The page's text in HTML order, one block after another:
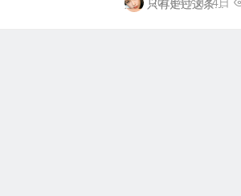
道。只有走过这条...